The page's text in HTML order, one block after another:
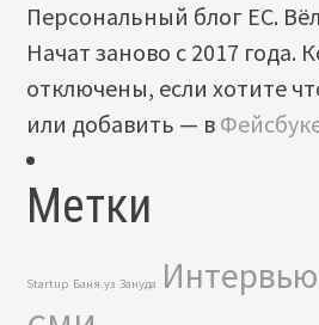
Персональный блог ЕС.
Начат заново с 2017 года.
отключены, если хотите
или добавить — в
Метки
Startup Баня.уз Зануда Интервью